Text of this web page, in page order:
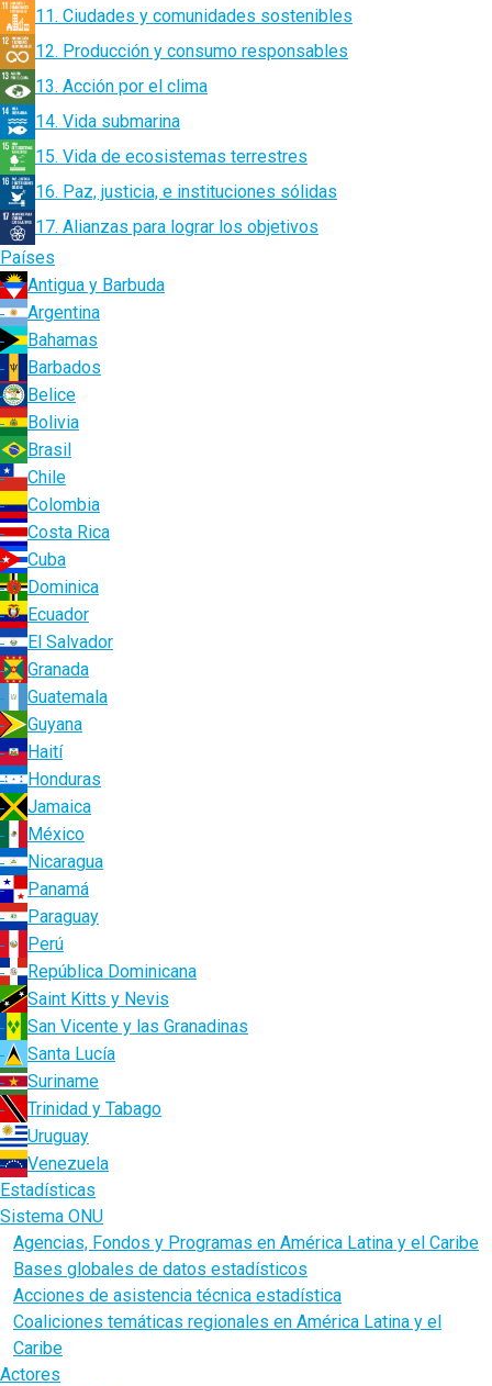
11. Ciudades y comunidades sostenibles
12. Producción y consumo responsables
13. Acción por el clima
14. Vida submarina
15. Vida de ecosistemas terrestres
16. Paz, justicia, e instituciones sólidas
17. Alianzas para lograr los objetivos
Países
Antigua y Barbuda
Argentina
Bahamas
Barbados
Belice
Bolivia
Brasil
Chile
Colombia
Costa Rica
Cuba
Dominica
Ecuador
El Salvador
Granada
Guatemala
Guyana
Haití
Honduras
Jamaica
México
Nicaragua
Panamá
Paraguay
Perú
República Dominicana
Saint Kitts y Nevis
San Vicente y las Granadinas
Santa Lucía
Suriname
Trinidad y Tabago
Uruguay
Venezuela
Estadísticas
Sistema ONU
Agencias, Fondos y Programas en América Latina y el Caribe
Bases globales de datos estadísticos
Acciones de asistencia técnica estadística
Coaliciones temáticas regionales en América Latina y el
Caribe
Actores